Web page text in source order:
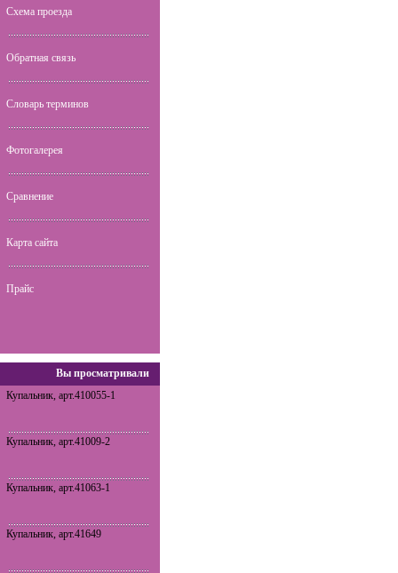
Схема проезда
Обратная связь
Словарь терминов
Фотогалерея
Сравнение
Карта сайта
Прайс
Вы просматривали
Купальник, арт.410055-1
Купальник, арт.41009-2
Купальник, арт.41063-1
Купальник, арт.41649